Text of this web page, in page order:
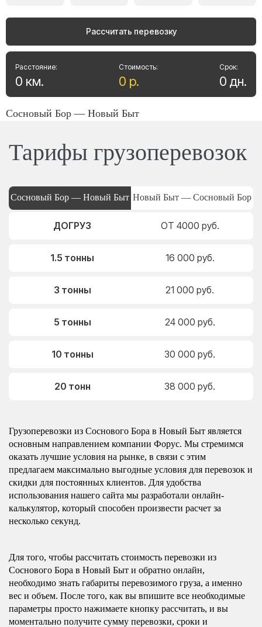
Рассчитать перевозку
Стоимость:
0 р.
Расстояние:
0 км.
Срок:
0 дн.
Сосновый Бор — Новый Быт
Тарифы грузоперевозок
Сосновый Бор — Новый Быт Новый Быт — Сосновый Бор
ДОГРУЗ ОТ 4000 руб.
1.5 тонны 16 000 руб.
3 тонны 21 000 руб.
5 тонны 24 000 руб.
10 тонны 30 000 руб.
20 тонн 38 000 руб.
Грузоперевозки из Соснового Бора в Новый Быт является
основным направлением компании Форус. Мы стремимся
оказать лучшие условия на рынке, в связи с этим
предлагаем максимально выгодные условия для перевозок и
скидки для постоянных клиентов. Для удобства
использования нашего сайта мы разработали онлайн-
калькулятор, который способен произвести расчет за
несколько секунд.
Для того, чтобы рассчитать стоимость перевозки из
Соснового Бора в Новый Быт и обратно онлайн,
необходимо знать габариты перевозимого груза, а именно
вес и объем. После того, как вы впишите все необходимые
параметры просто нажимаете кнопку рассчитать, и вы
моментально получите сумму перевозки, сроки и